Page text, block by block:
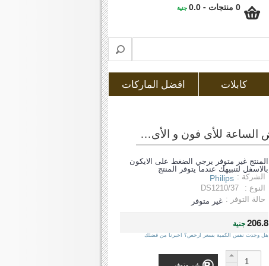
0 منتجات - 0.0 جنية
كابلات افضل الماركات
فيليبس ( ds1210 ) سماعة خارجية + قاعدة شحن مع خاصية عرض الساعة للأى فون و الأى بود والأى باد
المنتج غير متوفر يرجي الضغط على الايكون
بالاسفل لتنبيهك عندما يتوفر المنتج
الشركة : Philips
النوع :
DS1210/37
حالة التوفر : غير متوفر
206.8جنية
هل وجدت نفس الكمية بسعر ارخص؟ اخبرنا من فضلك